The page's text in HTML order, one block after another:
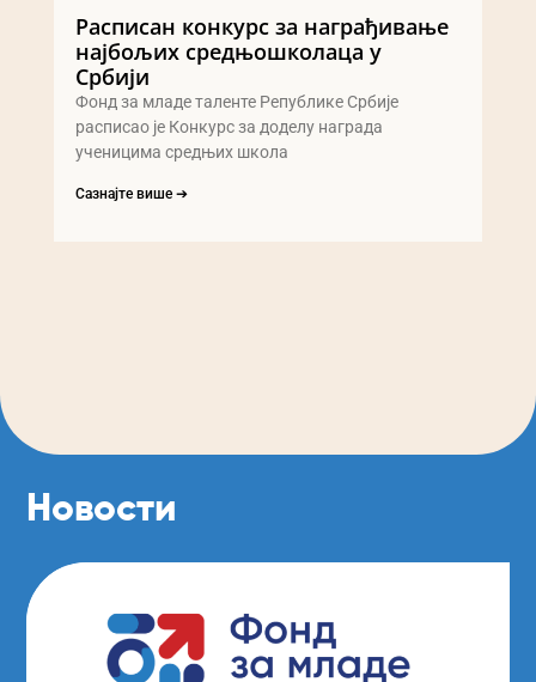
Расписан конкурс за награђивање
најбољих средњошколаца у
Србији
Фонд за младе таленте Републике Србије
расписао је Конкурс за доделу награда
ученицима средњих школа
Сазнајте више ➔
Новости